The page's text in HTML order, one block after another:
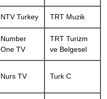
NTV Turkey TRT Muzik
Number
One TV
TRT Turizm
ve Belgesel
Nurs TV Turk C